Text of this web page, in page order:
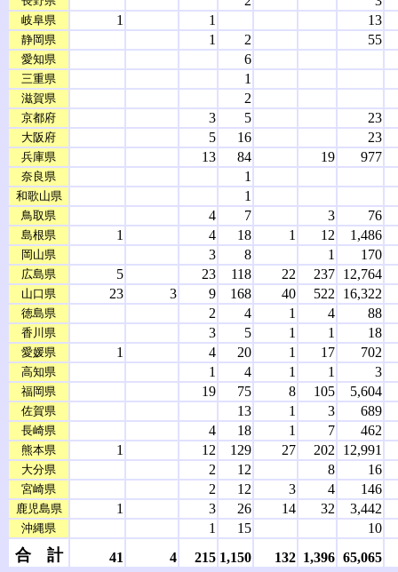
岐阜県 1 1 13
静岡県 1 2 55
愛知県 6
三重県 1
滋賀県 2
京都府 3 5 23
大阪府 5 16 23
兵庫県 13 84 19 977
奈良県 1
和歌山県 1
鳥取県 4 7 3 76
島根県 1 4 18 1 12 1,486
岡山県 3 8 1 170
広島県 5 23 118 22 237 12,764
山口県 23 3 9 168 40 522 16,322
徳島県 2 4 1 4 88
香川県 3 5 1 1 18
愛媛県 1 4 20 1 17 702
高知県 1 4 1 1 3
福岡県 19 75 8 105 5,604
佐賀県 13 1 3 689
長崎県 4 18 1 7 462
熊本県 1 12 129 27 202 12,991
大分県 2 12 8 16
宮崎県 2 12 3 4 146
鹿児島県 1 3 26 14 32 3,442
沖縄県 1 15 10
合 計 41 4 215 1,150 132 1,396 65,065